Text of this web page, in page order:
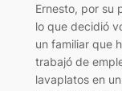
Ernesto, por su
lo que decidió
un familiar que
trabajó de
lavaplatos en